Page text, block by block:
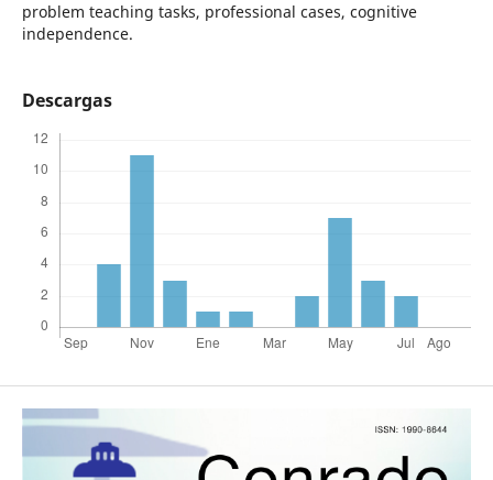
problem teaching tasks, professional cases, cognitive
independence.
Descargas